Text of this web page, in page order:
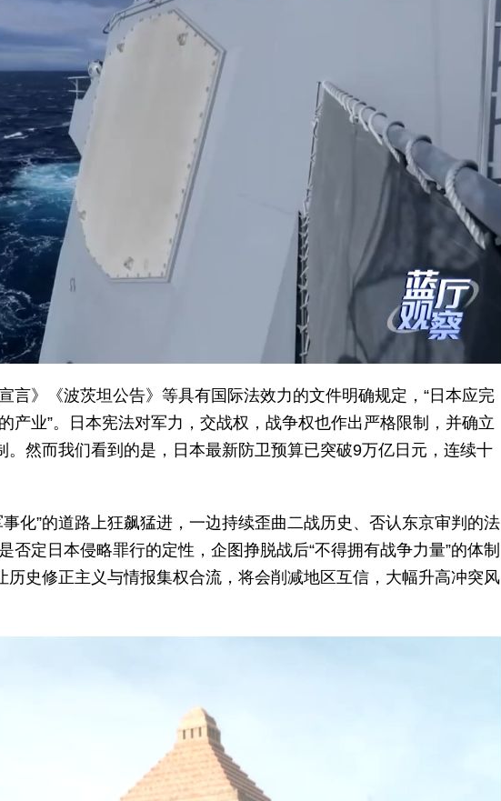
言》《波茨坦公告》等具有国际法效力的文件明确规定，“日本应完
产业”。日本宪法对军力，交战权，战争权也作出严格限制，并确立
。然而我们看到的是，日本最新防卫预算已突破9万亿日元，连续十
化”的道路上狂飙猛进，一边持续歪曲二战历史、否认东京审判的法
否定日本侵略罪行的定性，企图挣脱战后“不得拥有战争力量”的体制
历史修正主义与情报集权合流，将会削减地区互信，大幅升高冲突风